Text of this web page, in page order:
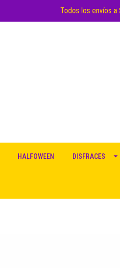
Todos los envíos
HALFOWEEN DISFRACES